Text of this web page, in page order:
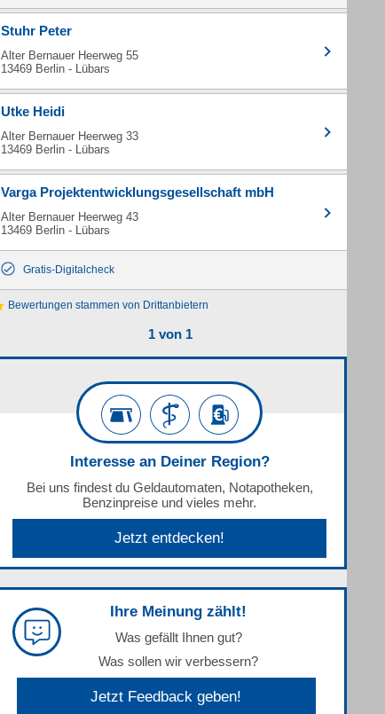
Stuhr Peter
Alter Bernauer Heerweg 55
13469 Berlin - Lübars
Utke Heidi
Alter Bernauer Heerweg 33
13469 Berlin - Lübars
Varga Projektentwicklungsgesellschaft mbH
Alter Bernauer Heerweg 43
13469 Berlin - Lübars
Gratis-Digitalcheck
Bewertungen stammen von Drittanbietern
1 von 1
Interesse an Deiner Region?
Bei uns findest du Geldautomaten, Notapotheken,
Benzinpreise und vieles mehr.
Jetzt entdecken!
Ihre Meinung zählt!
Was gefällt Ihnen gut?
Was sollen wir verbessern?
Jetzt Feedback geben!